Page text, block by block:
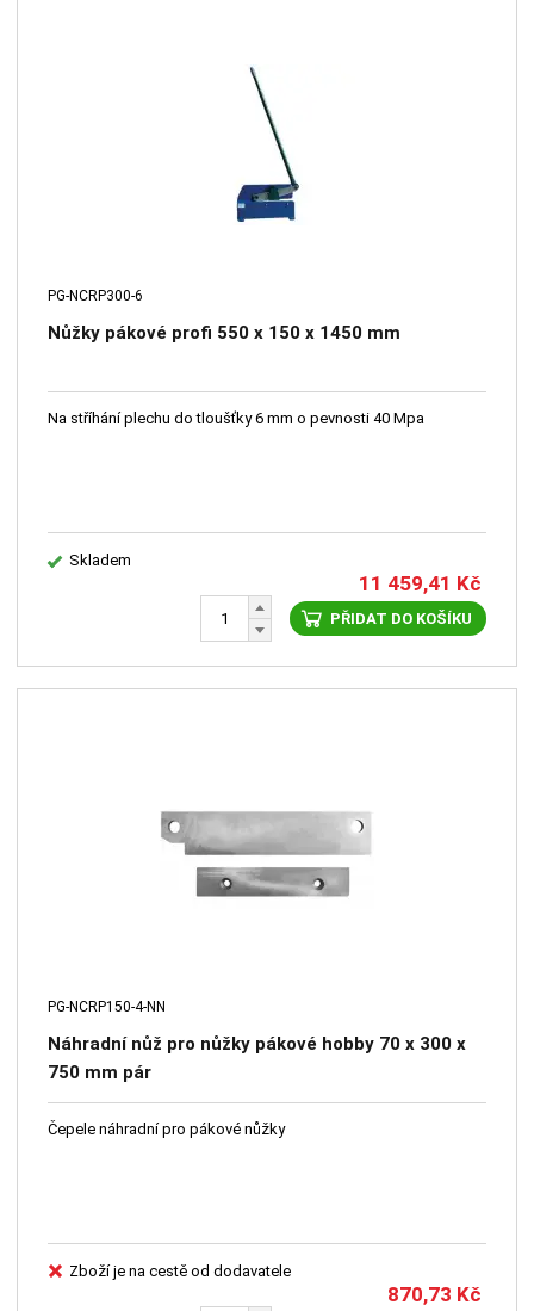
PG-NCRP300-6
Nůžky pákové profi 550 x 150 x 1450 mm
Na stříhání plechu do tloušťky 6 mm o pevnosti 40 Mpa
Skladem
11 459,41 Kč
PŘIDAT DO KOŠÍKU
PG-NCRP150-4-NN
Náhradní nůž pro nůžky pákové hobby 70 x 300 x
750 mm pár
Čepele náhradní pro pákové nůžky
Zboží je na cestě od dodavatele
870,73 Kč